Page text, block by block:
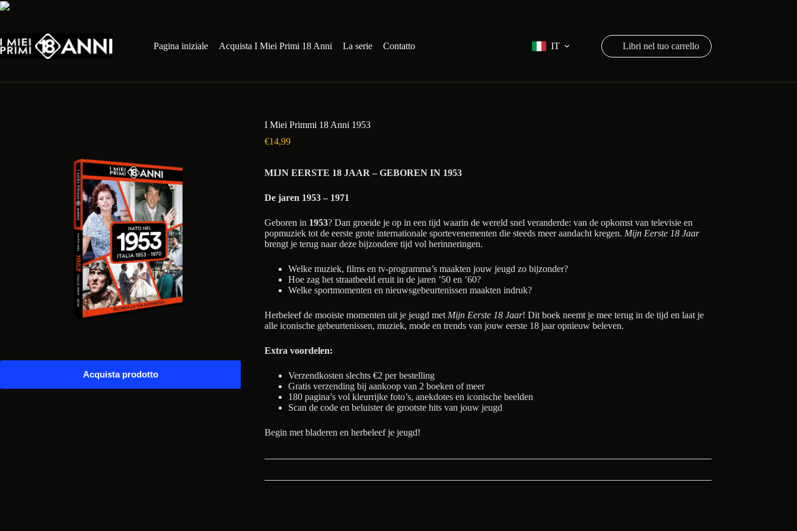
Salta
Pagina iniziale Acquista I Miei Primi 18 Anni La serie Contatto IT Carrello
Acquista prodotto
I Miei Primmi 18 Anni 1953
€14,99
MIJN EERSTE 18 JAAR – GEBOREN IN 1953
De jaren 1953 – 1971
Geboren in 1953? Dan groeide je op in een tijd waarin de wereld snel veranderde: van de opkomst van televisie en
popmuziek tot de eerste grote internationale sportevenementen die steeds meer aandacht kregen. Mijn Eerste 18 Jaar
brengt je terug naar deze bijzondere tijd vol herinneringen.
Welke muziek, films en tv-programma’s maakten jouw jeugd zo bijzonder?
Hoe zag het straatbeeld eruit in de jaren ’50 en ’60?
Welke sportmomenten en nieuwsgebeurtenissen maakten indruk?
Herbeleef de mooiste momenten uit je jeugd met Mijn Eerste 18 Jaar! Dit boek neemt je mee terug in de tijd en laat je
alle iconische gebeurtenissen, muziek, mode en trends van jouw eerste 18 jaar opnieuw beleven.
Extra voordelen:
Verzendkosten slechts €2 per bestelling
Gratis verzending bij aankoop van 2 boeken of meer
180 pagina’s vol kleurrijke foto’s, anekdotes en iconische beelden
Scan de code en beluister de grootste hits van jouw jeugd
Begin met bladeren en herbeleef je jeugd!